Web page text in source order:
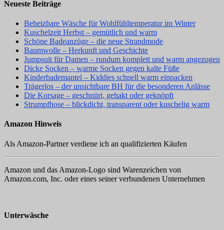
Neueste Beiträge
Beheizbare Wäsche für Wohlfühltemperatur im Winter
Kuschelzeit Herbst – gemütlich und warm
Schöne Badeanzüge – die neue Strandmode
Baumwolle – Herkunft und Geschichte
Jumpsuit für Damen – rundum komplett und warm angezogen
Dicke Socken – warme Socken gegen kalte Füße
Kinderbademantel – Kiddies schnell warm einpacken
Trägerlos – der unsichtbare BH für die besonderen Anlässe
Die Korsage – geschnürt, gehakt oder geknöpft
Strumpfhose – blickdicht, transparent oder kuschelig warm
Amazon Hinweis
Als Amazon-Partner verdiene ich an qualifizierten Käufen
Amazon und das Amazon-Logo sind Warenzeichen von
Amazon.com, Inc. oder eines seiner verbundenen Unternehmen
Unterwäsche